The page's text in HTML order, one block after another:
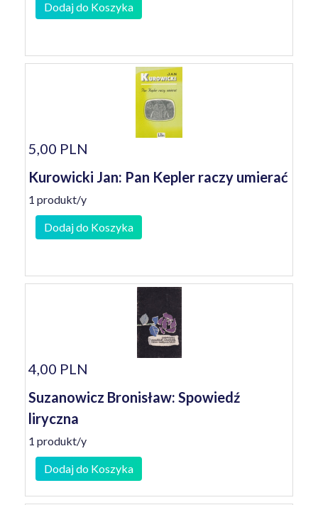
Dodaj do Koszyka
5,00 PLN
Kurowicki Jan: Pan Kepler raczy umierać
1 produkt/y
Dodaj do Koszyka
4,00 PLN
Suzanowicz Bronisław: Spowiedź
liryczna
1 produkt/y
Dodaj do Koszyka